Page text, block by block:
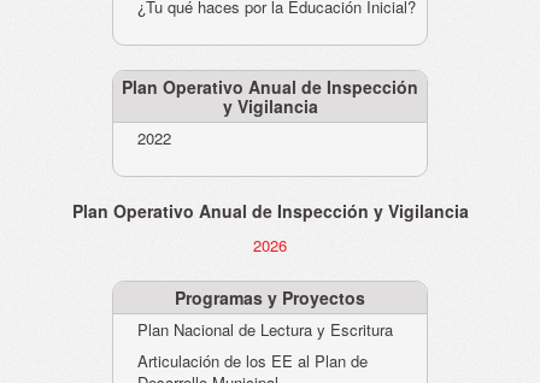
¿Tu qué haces por la Educación Inicial?
Plan Operativo Anual de Inspección
y Vigilancia
2022
Plan Operativo Anual de Inspección y Vigilancia
2026
Programas y Proyectos
Plan Nacional de Lectura y Escritura
Articulación de los EE al Plan de